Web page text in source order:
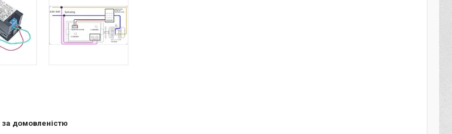
за домовленістю